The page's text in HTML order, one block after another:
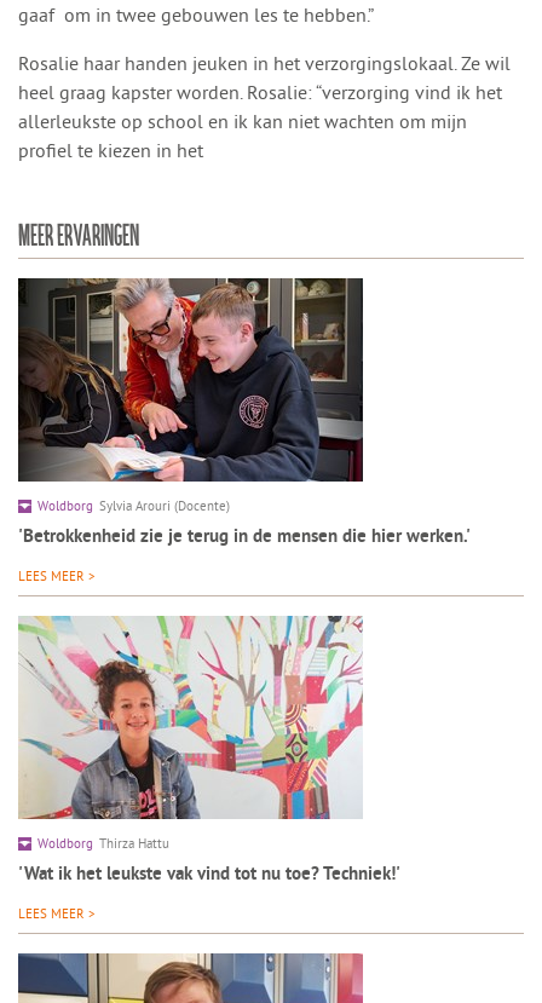
gaaf om in twee gebouwen les te hebben.”
Rosalie haar handen jeuken in het verzorgingslokaal. Ze wil
heel graag kapster worden. Rosalie: “verzorging vind ik het
allerleukste op school en ik kan niet wachten om mijn
profiel te kiezen in het
MEER ERVARINGEN
Woldborg Sylvia Arouri (Docente)
'Betrokkenheid zie je terug in de mensen die hier werken.'
LEES MEER >
Woldborg Thirza Hattu
'Wat ik het leukste vak vind tot nu toe? Techniek!'
LEES MEER >